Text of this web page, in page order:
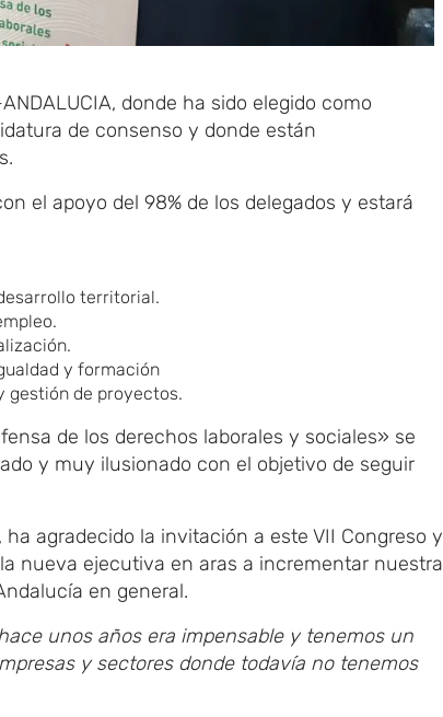
donde ha sido elegido como
de consenso y donde están
el apoyo del 98% de los delegados y estará
territorial.
y formación
gestión de proyectos.
de los derechos laborales y sociales» se
y muy ilusionado con el objetivo de seguir
agradecido la invitación a este VII Congreso y
nueva ejecutiva en aras a incrementar nuestra
en general.
unos años era impensable y tenemos un
y sectores donde todavía no tenemos